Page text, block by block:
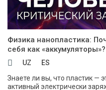
Физика нанопластика:
себя как «аккумуляторы»?
UZ
ES
Знаете ли вы, что пластик —
активный электрически